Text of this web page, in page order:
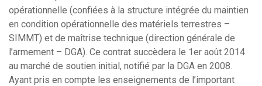
opérationnelle (confiées à la structure intégrée du maintien
en condition opérationnelle des matériels terrestres –
SIMMT) et de maîtrise technique (direction générale de
l’armement – DGA). Ce contrat succèdera le 1er août 2014
au marché de soutien initial, notifié par la DGA en 2008.
Ayant pris en compte les enseignements de l’important